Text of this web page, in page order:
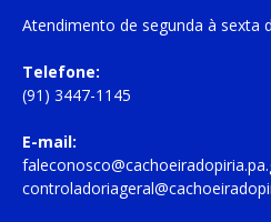
Atendimento de segunda à sexta
Telefone:
(91) 3447-1145
E-mail: